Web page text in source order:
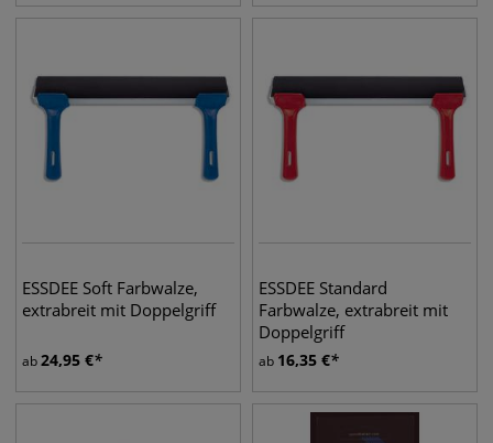
ESSDEE Soft Farbwalze,
extrabreit mit Doppelgriff
ab24,95 €
ESSDEE Standard
Farbwalze, extrabreit mit
Doppelgriff
ab 16,35 €